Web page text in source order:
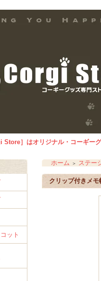
Store］はオリジナル・コーギー
ット
／
ホーム ＞ ステー
クリップ付きメモ